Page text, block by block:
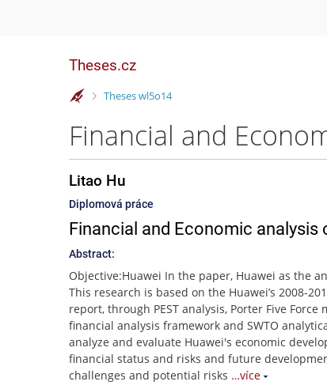
Theses.cz
>
Theses wl5o14
Financial and
Litao Hu
Diplomová práce
Financial and Economic analysis
Abstract:
Objective:Huawei In the paper, Huawei as the
This research is based on the Huawei’s 2008-
report, through PEST analysis, Porter Five Force
financial analysis framework and SWTO
analyze and evaluate Huawei's economic
financial status and risks and future
challenges and potential risks …více